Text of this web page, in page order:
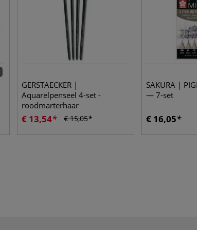
GERSTAECKER |
Aquarelpenseel 4-set -
roodmarterhaar
€ 13,54 € 15,05
SAKURA |
— 7-set
€ 16,05